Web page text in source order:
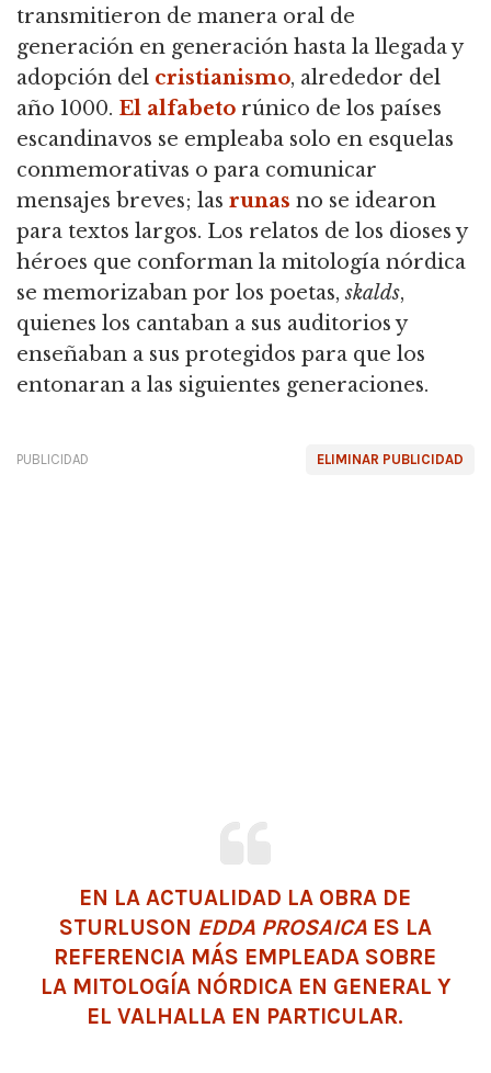
transmitieron de manera oral de
generación en generación hasta la llegada y
adopción del cristianismo, alrededor del
año 1000. El alfabeto rúnico de los países
escandinavos se empleaba solo en esquelas
conmemorativas o para comunicar
mensajes breves; las runas no se idearon
para textos largos. Los relatos de los dioses y
héroes que conforman la mitología nórdica
se memorizaban por los poetas,skalds,
quienes los cantaban a sus auditorios y
enseñaban a sus protegidos para que los
entonaran a las siguientes generaciones.
ELIMINAR PUBLICIDAD
PUBLICIDAD
EN LA ACTUALIDAD LA OBRA DE
STURLUSON EDDA PROSAICAES LA
REFERENCIA MÁS EMPLEADA SOBRE
LA MITOLOGÍA NÓRDICA EN GENERAL Y
EL VALHALLA EN PARTICULAR.